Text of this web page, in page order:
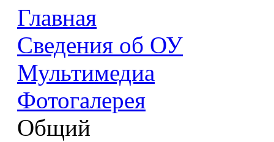
Главная
Сведения об ОУ
Мультимедиа
Фотогалерея
Общий